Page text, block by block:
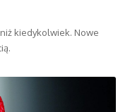
kiedykolwiek. Nowe